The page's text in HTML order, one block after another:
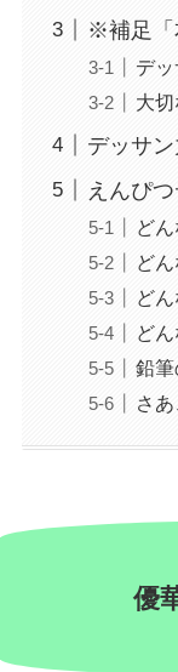
※補足「
デ
大
デッサ
えんぴ
ど
ど
ど
どん
鉛筆
さ
優